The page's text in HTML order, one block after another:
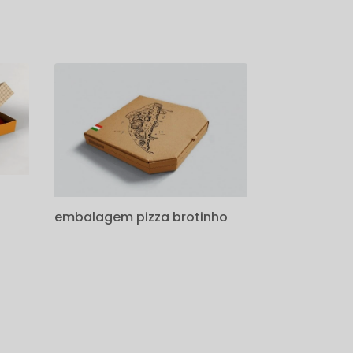
embalagem pizza brotinho